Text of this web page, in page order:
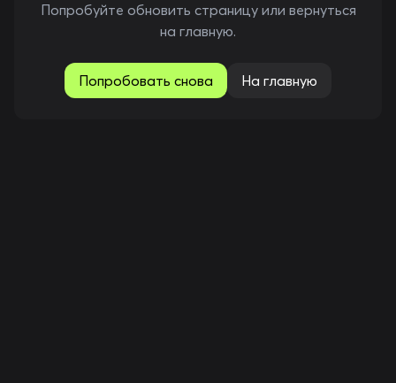
Попробуйте обновить страницу или вернуться
на главную.
Попробовать снова На главную